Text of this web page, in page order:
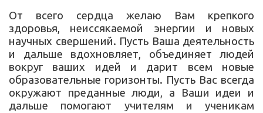
От всего сердца желаю Вам крепкого
здоровья, неиссякаемой энергии и новых
научных свершений. Пусть Ваша деятельность
и дальше вдохновляет, объединяет людей
вокруг ваших идей и дарит всем новые
образовательные горизонты. Пусть Вас всегда
окружают преданные люди, а Ваши идеи и
дальше помогают учителям и ученикам